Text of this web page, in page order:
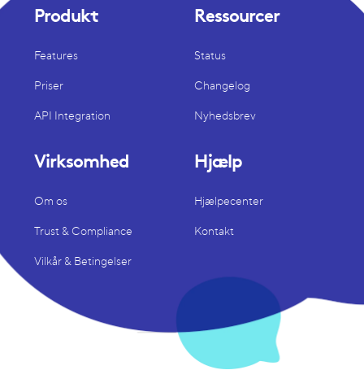
Produkt
Features
Priser
API Integration
Ressourcer
Status
Changelog
Nyhedsbrev
Virksomhed
Om os
Trust & Compliance
Vilkår & Betingelser
Hjælp
Hjælpecenter
Kontakt